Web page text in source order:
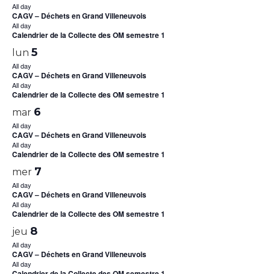
All day
CAGV – Déchets en Grand Villeneuvois
All day
Calendrier de la Collecte des OM semestre 1
lun 5
All day
CAGV – Déchets en Grand Villeneuvois
All day
Calendrier de la Collecte des OM semestre 1
mar 6
All day
CAGV – Déchets en Grand Villeneuvois
All day
Calendrier de la Collecte des OM semestre 1
mer 7
All day
CAGV – Déchets en Grand Villeneuvois
All day
Calendrier de la Collecte des OM semestre 1
jeu 8
All day
CAGV – Déchets en Grand Villeneuvois
All day